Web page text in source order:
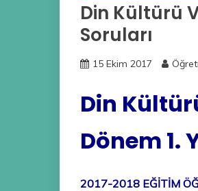
Din Kültürü
Soruları
15 Ekim 2017
Din
Dönem 1.
2017-2018 EĞİTİM